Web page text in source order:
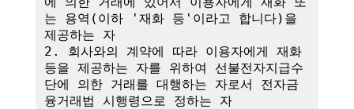
는 용역(이하 '재화 등'이라고 합니다)을
제공하는 자
2. 회사와의 계약에 따라 이용자에게 재화
등을 제공하는 자를 위하여 선불전자지급수
단에 의한 거래를 대행하는 자로서 전자금
융거래법 시행령으로 정하는 자